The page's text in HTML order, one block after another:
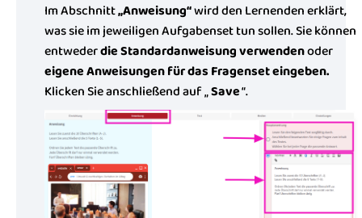
Im Abschnitt„Anweisung“wird den Lernenden erklärt,
was sie im jeweiligen Aufgabenset tun sollen. Sie können
entwederdie Standardanweisung verwendenoder
eigene Anweisungen für das Fragenset eingeben.
Klicken Sie anschließend auf „Save“.